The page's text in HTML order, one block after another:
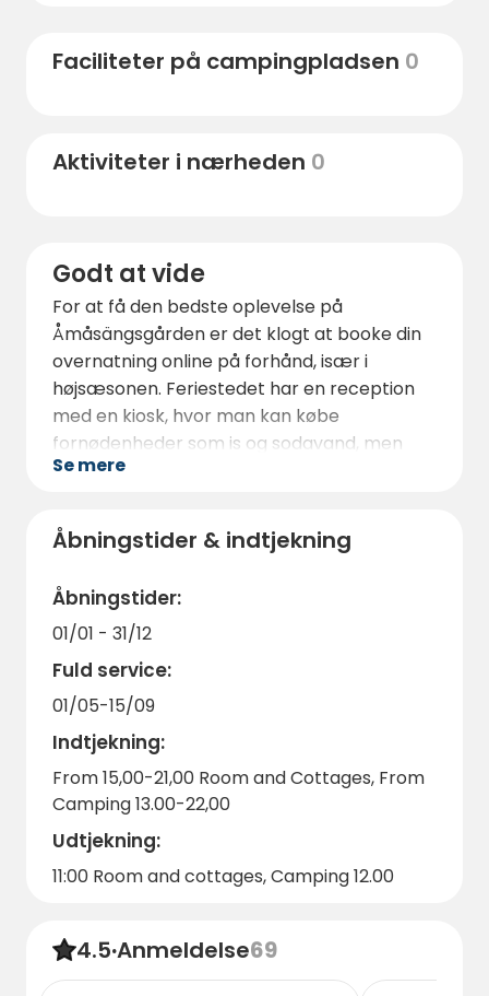
med pølser, kaffe, spillemænd i prangende
ikke må gå glip af!
Faciliteter på campingpladsen 0
Aktiviteter i nærheden 0
Godt at vide
For at få den bedste oplevelse på
Åmåsängsgården er det klogt at booke din
overnatning online på forhånd, især i
højsæsonen. Feriestedet har en reception
med en kiosk, hvor man kan købe
fornødenheder som is og sodavand, men
også unikt designede smykker og
festligheder, jubilæer eller konferencer, er
der faciliteter til det. For dem, der vil lave
deres egen mad, er der separate griller til
rådighed, men glem ikke at nyde nogle af de
stenovnsbagte surdejspizzaer i
restauranten!
Sikr dig en plads nu, og oplev det bedste af
Dalarna på Mora Life Åmåsängsgården!
Se mere
Åbningstider & indtjekning
Åbningstider:
01/01 - 31/12
Fuld service:
01/05-15/09
Indtjekning:
From 15,00-21,00 Room and Cottages, From
Camping 13.00-22,00
Udtjekning:
11:00 Room and cottages, Camping 12.00
4.5·Anmeldelse69